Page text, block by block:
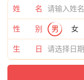
姓 名
性 别 男 女
生 日